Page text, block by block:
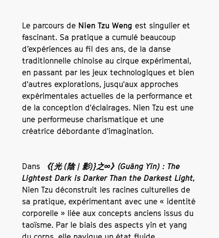
Le parcours de Nien Tzu Weng est singulier et
fascinant. Sa pratique a cumulé beaucoup
d’expériences au fil des ans, de la danse
traditionnelle chinoise au cirque expérimental,
en passant par les jeux technologiques et bien
d'autres explorations, jusqu'aux approches
expérimentales actuelles de la performance et
de la conception d'éclairages. Nien Tzu est une
une performeuse charismatique et une
créatrice débordante d'imagination.
Dans
《{光 (陰 | 影)}之∞》(Guāng Yīn) : The
Lightest Dark is Darker Than the Darkest Light,
Nien Tzu déconstruit les racines culturelles de
sa pratique, expérimentant avec une « identité
corporelle » liée aux concepts anciens issus du
taoïsme. Par le biais des aspects yin et yang